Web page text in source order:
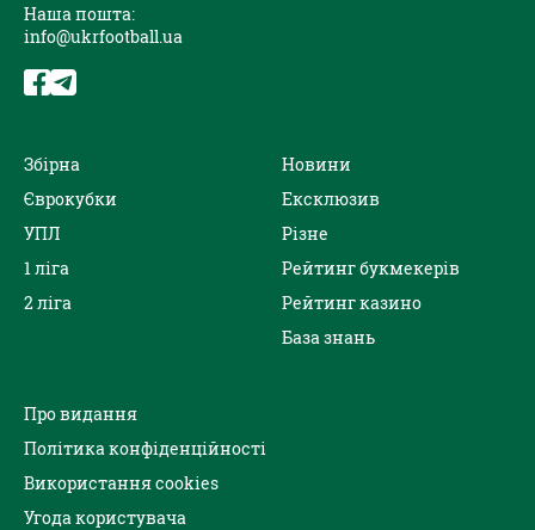
Наша пошта:
info@ukrfootball.ua
Збірна
Єврокубки
УПЛ
1 ліга
2 ліга
Новини
Ексклюзив
Різне
Рейтинг букмекерів
Рейтинг казино
База знань
Про видання
Політика конфіденційності
Використання cookies
Угода користувача